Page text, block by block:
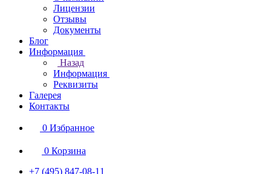
Лицензии
Отзывы
Документы
Блог
Информация
Назад
Информация
Реквизиты
Галерея
Контакты
0 Избранное
0 Корзина
+7 (495) 847-08-11